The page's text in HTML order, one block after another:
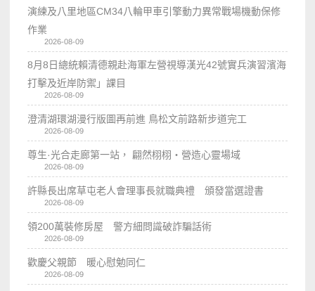
演練及八里地區CM34八輪甲車引擎動力異常戰場機動保修
作業
2026-08-09
8月8日總統賴清德親赴海軍左營視導漢光42號實兵演習濱海
打擊及近岸防禦」課目
2026-08-09
澄清湖環湖漫行版圖再前進 鳥松文前路新步道完工
2026-08-09
尊生·光合走廊第一站， 翩然栩栩・營造心靈場域
2026-08-09
許縣長出席草屯老人會理事長就職典禮 頒發當選證書
2026-08-09
領200萬裝修房屋 警方細問識破詐騙話術
2026-08-09
歡慶父親節 暖心慰勉同仁
2026-08-09